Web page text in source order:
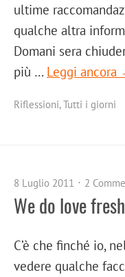
ultime
qualche altra
Domani sera
più … Leggi ancora
Riflessioni,Tutti i giorni
8 Luglio 2011 2
We do love
C’è che finché io,
vedere qualche